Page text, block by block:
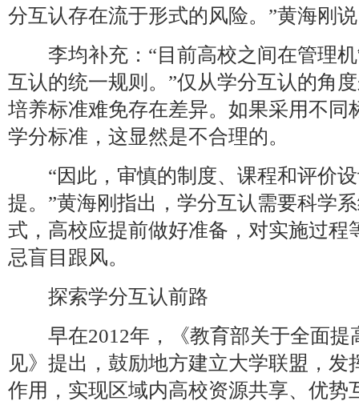
分互认存在流于形式的风险。”黄海刚
李均补充：“目前高校之间在管理机
互认的统一规则。”仅从学分互认的角
培养标准难免存在差异。如果采用不同
学分标准，这显然是不合理的。
“因此，审慎的制度、课程和评价设
提。”黄海刚指出，学分互认需要科学
式，高校应提前做好准备，对实施过程
忌盲目跟风。
探索学分互认前路
早在2012年，《教育部关于全面提
见》提出，鼓励地方建立大学联盟，
作用，实现区域内高校资源共享、优势